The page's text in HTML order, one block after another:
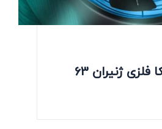
آکسیال ایلکا فلزی ژنیران 63